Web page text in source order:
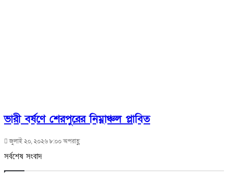
ভারী বর্ষণে শেরপুরের নিম্নাঞ্চল প্লাবিত
জুলাই ২০, ২০২৬ ৮:০০ অপরাহ্ণ
সর্বশেষ সংবাদ